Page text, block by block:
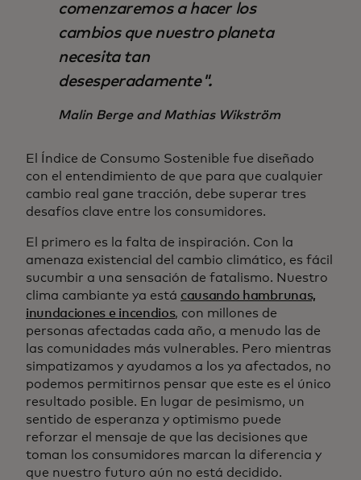
comenzaremos a hacer los
cambios que nuestro planeta
necesita tan
desesperadamente".
Malin Berge and Mathias Wikström
El Índice de Consumo Sostenible fue diseñado
con el entendimiento de que para que cualquier
cambio real gane tracción, debe superar tres
desafíos clave entre los consumidores.
El primero es la falta de inspiración. Con la
amenaza existencial del cambio climático, es fácil
sucumbir a una sensación de fatalismo. Nuestro
clima cambiante ya está causando hambrunas,
inundaciones e incendios, con millones de
personas afectadas cada año, a menudo las de
las comunidades más vulnerables. Pero mientras
simpatizamos y ayudamos a los ya afectados, no
podemos permitirnos pensar que este es el único
resultado posible. En lugar de pesimismo, un
sentido de esperanza y optimismo puede
reforzar el mensaje de que las decisiones que
toman los consumidores marcan la diferencia y
que nuestro futuro aún no está decidido.